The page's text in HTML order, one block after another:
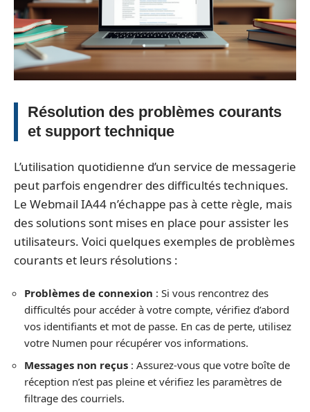
Résolution des problèmes courants
et support technique
L’utilisation quotidienne d’un service de messagerie
peut parfois engendrer des difficultés techniques.
Le Webmail IA44 n’échappe pas à cette règle, mais
des solutions sont mises en place pour assister les
utilisateurs. Voici quelques exemples de problèmes
courants et leurs résolutions :
Problèmes de connexion : Si vous rencontrez des
difficultés pour accéder à votre compte, vérifiez d’abord
vos identifiants et mot de passe. En cas de perte, utilisez
votre Numen pour récupérer vos informations.
Messages non reçus : Assurez-vous que votre boîte de
réception n’est pas pleine et vérifiez les paramètres de
filtrage des courriels.